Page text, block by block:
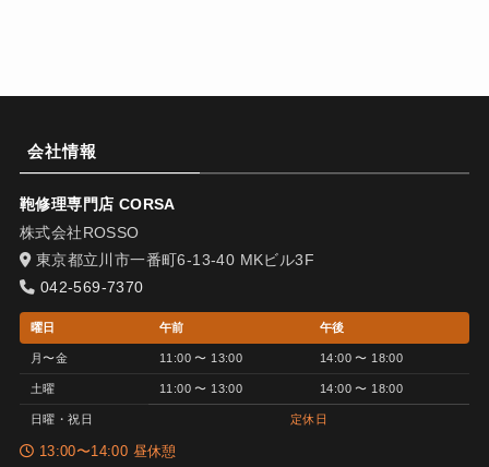
会社情報
鞄修理専門店 CORSA
株式会社ROSSO
東京都立川市一番町6-13-40 MKビル3F
042-569-7370
曜日 午前 午後
月〜金 11:00 〜 13:00 14:00 〜 18:00
土曜 11:00 〜 13:00 14:00 〜 18:00
日曜・祝日 定休日
13:00〜14:00 昼休憩